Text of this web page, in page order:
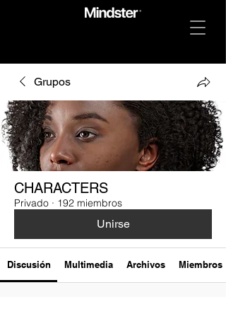
Grupos
CHARACTERS
Privado · 192 miembros
Unirse
Discusión Multimedia Archivos Miembros